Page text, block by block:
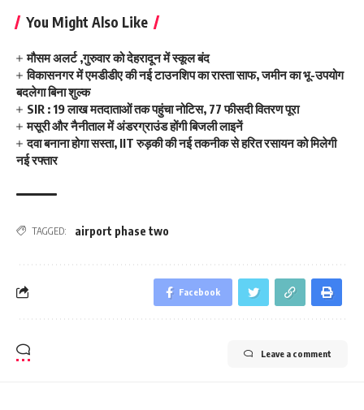
You Might Also Like
मौसम अलर्ट ,गुरुवार को देहरादून में स्कूल बंद
विकासनगर में एमडीडीए की नई टाउनशिप का रास्ता साफ, जमीन का भू-उपयोग
बदलेगा बिना शुल्क
SIR : 19 लाख मतदाताओं तक पहुंचा नोटिस, 77 फीसदी वितरण पूरा
मसूरी और नैनीताल में अंडरग्राउंड होंगी बिजली लाइनें
दवा बनाना होगा सस्ता, IIT रुड़की की नई तकनीक से हरित रसायन को मिलेगी
नई रफ्तार
TAGGED: airport phase two
Facebook
Leave a comment